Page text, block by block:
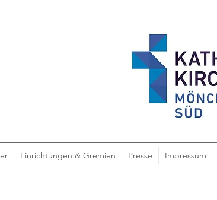
Einrichtungen & Gremien Presse Impressum